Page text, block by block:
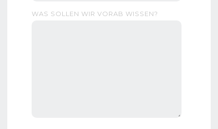
WAS SOLLEN WIR VORAB WISSEN?